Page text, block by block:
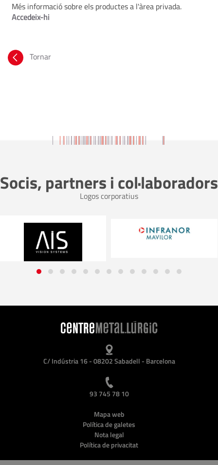
Més informació sobre els productes a l'àrea privada.
Accedeix-hi
Tornar
Socis, partners i col·laboradors
Logos corporatius
C/ Indústria 16 - 08202 Sabadell - Barcelona
93 745 78 10
Mapa web
Política de galetes
Nota legal
Política de privacitat